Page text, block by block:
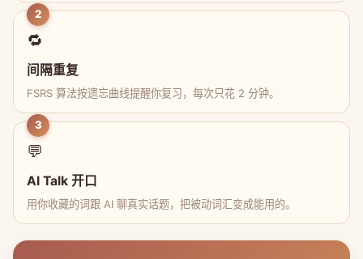
2
🔁
间隔重复
FSRS 算法按遗忘曲线提醒你复习，每次只花 2 分钟。
3
💬
AI Talk 开口
用你收藏的词跟 AI 聊真实话题，把被动词汇变成能用的。